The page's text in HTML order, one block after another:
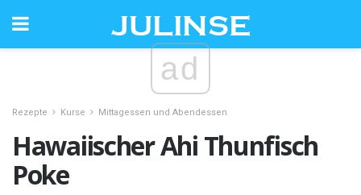
ad
Rezepte Kurse Mittagessen und Abendessen
Hawaiischer Ahi Thunfisch
Poke